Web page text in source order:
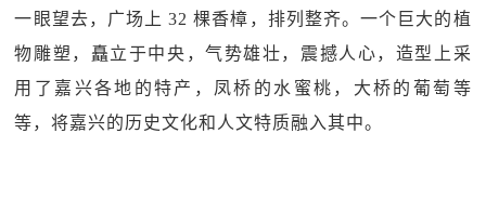
一眼望去，广场上 32 棵香樟，排列整齐。一个巨大的植
物雕塑，矗立于中央，气势雄壮，震撼人心，造型上采
用了嘉兴各地的特产，凤桥的水蜜桃，大桥的葡萄等
等，将嘉兴的历史文化和人文特质融入其中。